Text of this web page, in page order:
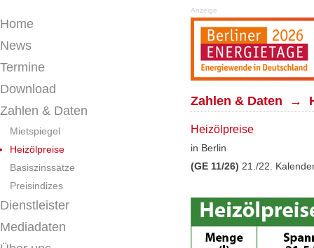
Home
News
Termine
Download
Zahlen & Daten
Mietspiegel
Heizölpreise
Basiszinssätze
Preisindizes
Dienstleister
Mediadaten
Anzeige
Zahlen & Daten →
Heizölpreise
in Berlin
(GE 11/26) 21./22.